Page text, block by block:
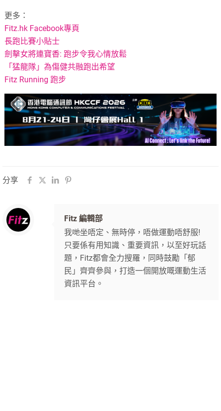
更多：
Fitz.hk Facebook專頁
長跑比賽小貼士
劍擊女將連寶香: 跑步令我心情放鬆
「猛龍隊」為傷健共融跑出希望
Fitz Running 跑步
分享
Fitz 編輯部
我哋坐唔定、無時停，唔做運動唔舒服!
只要係有用知識、重要資訊，以至好玩話
題，Fitz都會全力搜羅，同時鼓勵「郁
民」齊齊參與，打造一個開放嘅運動生活
資訊平台。